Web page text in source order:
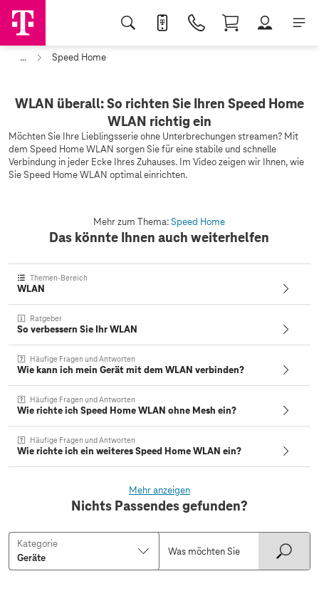
... Speed Home
WLAN überall: So richten Sie Ihren Speed Home
WLAN richtig ein
Möchten Sie Ihre Lieblingsserie ohne Unterbrechungen streamen? Mit
dem Speed Home WLAN sorgen Sie für eine stabile und schnelle
Verbindung in jeder Ecke Ihres Zuhauses. Im Video zeigen wir Ihnen, wie
Sie Speed Home WLAN optimal einrichten.
Mehr zum Thema:Speed Home
Das könnte Ihnen auch weiterhelfen
Themen-Bereich
WLAN
Ratgeber
So verbessern Sie Ihr WLAN
Häufige Fragen und Antworten
Wie kann ich mein Gerät mit dem WLAN verbinden?
Häufige Fragen und Antworten
Wie richte ich Speed Home WLAN ohne Mesh ein?
Häufige Fragen und Antworten
Wie richte ich ein weiteres Speed Home WLAN ein?
Mehr anzeigen
Nichts Passendes gefunden?
Kategorie